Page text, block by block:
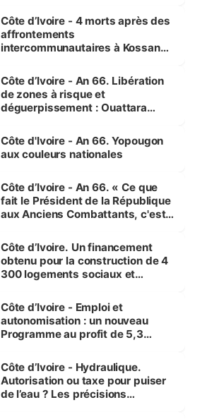
générations futures »
Côte d’Ivoire - 4 morts après des
affrontements
intercommunautaires à Kossandji
milieu des sinistrés
Côte d’Ivoire - An 66. Libération
de zones à risque et
déguerpissement : Ouattara
l'Etat de droit pour préserver les
vies humaines »
Côte d'Ivoire - An 66. Yopougon
aux couleurs nationales
Côte d’Ivoire - An 66. « Ce que
fait le Président de la République
aux Anciens Combattants, c'est
Côte d’Ivoire. Un financement
obtenu pour la construction de 4
300 logements sociaux et
et Yamoussoukro
Côte d’Ivoire - Emploi et
autonomisation : un nouveau
Programme au profit de 5,3
Côte d’Ivoire - Hydraulique.
Autorisation ou taxe pour puiser
de l’eau ? Les précisions